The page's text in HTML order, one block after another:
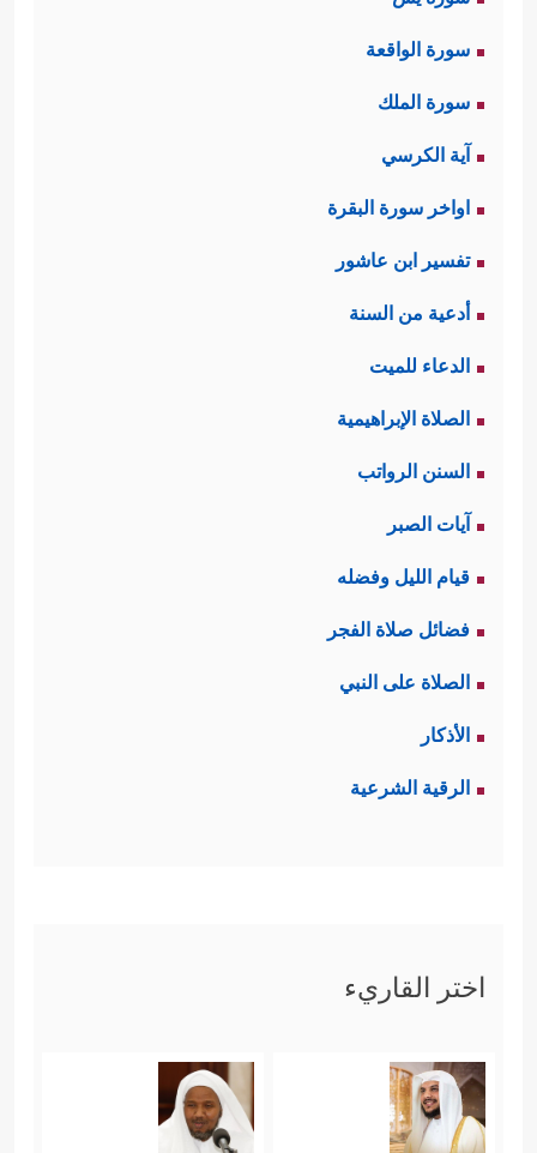
سورة الواقعة
سورة الملك
آية الكرسي
اواخر سورة البقرة
تفسير ابن عاشور
أدعية من السنة
الدعاء للميت
الصلاة الإبراهيمية
السنن الرواتب
آيات الصبر
قيام الليل وفضله
فضائل صلاة الفجر
الصلاة على النبي
الأذكار
الرقية الشرعية
اختر القاريء